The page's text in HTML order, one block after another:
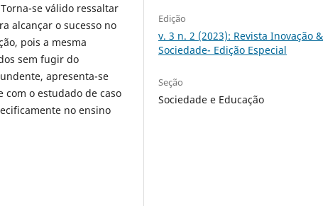
se válido ressaltar
alcançar o sucesso no
pois a mesma
sem fugir do
apresenta-se
o estudado de caso
no ensino
Edição
v. 3 n. 2 (2023): Revista Inovação &
Sociedade- Edição Especial
Seção
Sociedade e Educação